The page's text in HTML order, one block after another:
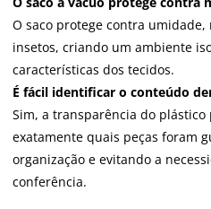
O saco protege contra
insetos, criando um ambiente
características dos tecidos.
É fácil identificar o conteúdo
Sim, a transparência do
exatamente quais peças foram
organização e evitando a
conferência.